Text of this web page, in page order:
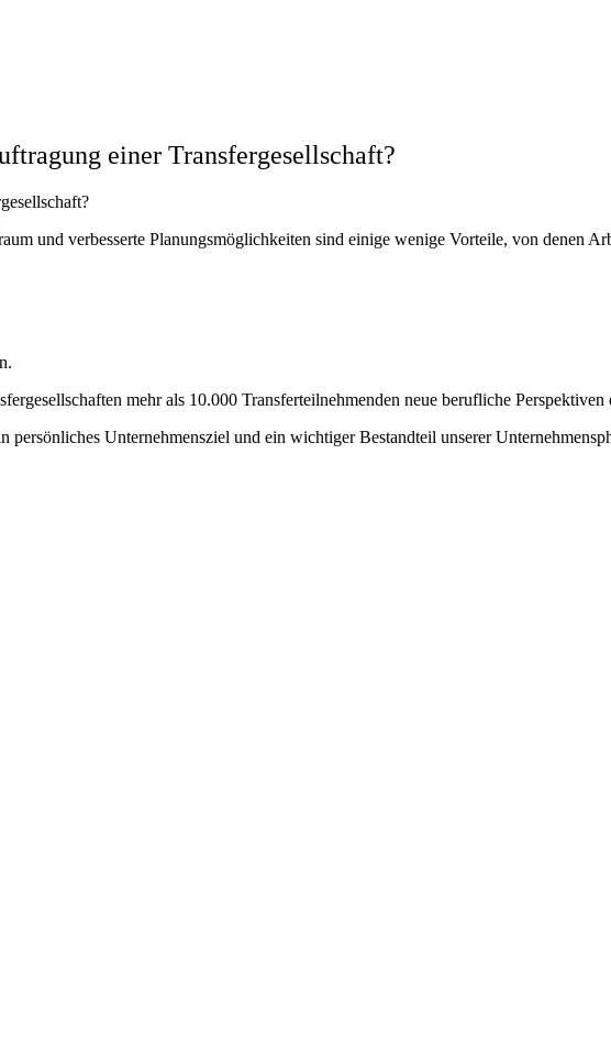
einer Transfergesellschaft?
und verbesserte Planungsmöglichkeiten sind einige wenige Vorteile, von denen
mehr als 10.000 Transferteilnehmenden neue berufliche Perspektiven
Unternehmensziel und ein wichtiger Bestandteil unserer